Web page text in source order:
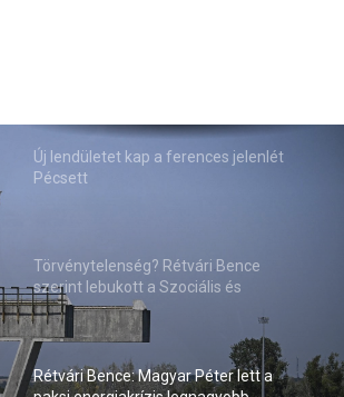
Új lendületet kap a ferences jelenlét
Pécsett
Törvénytelenség? Rétvári Bence
szerint lebukott a Szociális és
Családügyi Minisztérium
Rétvári Bence: Magyar Péter lett a